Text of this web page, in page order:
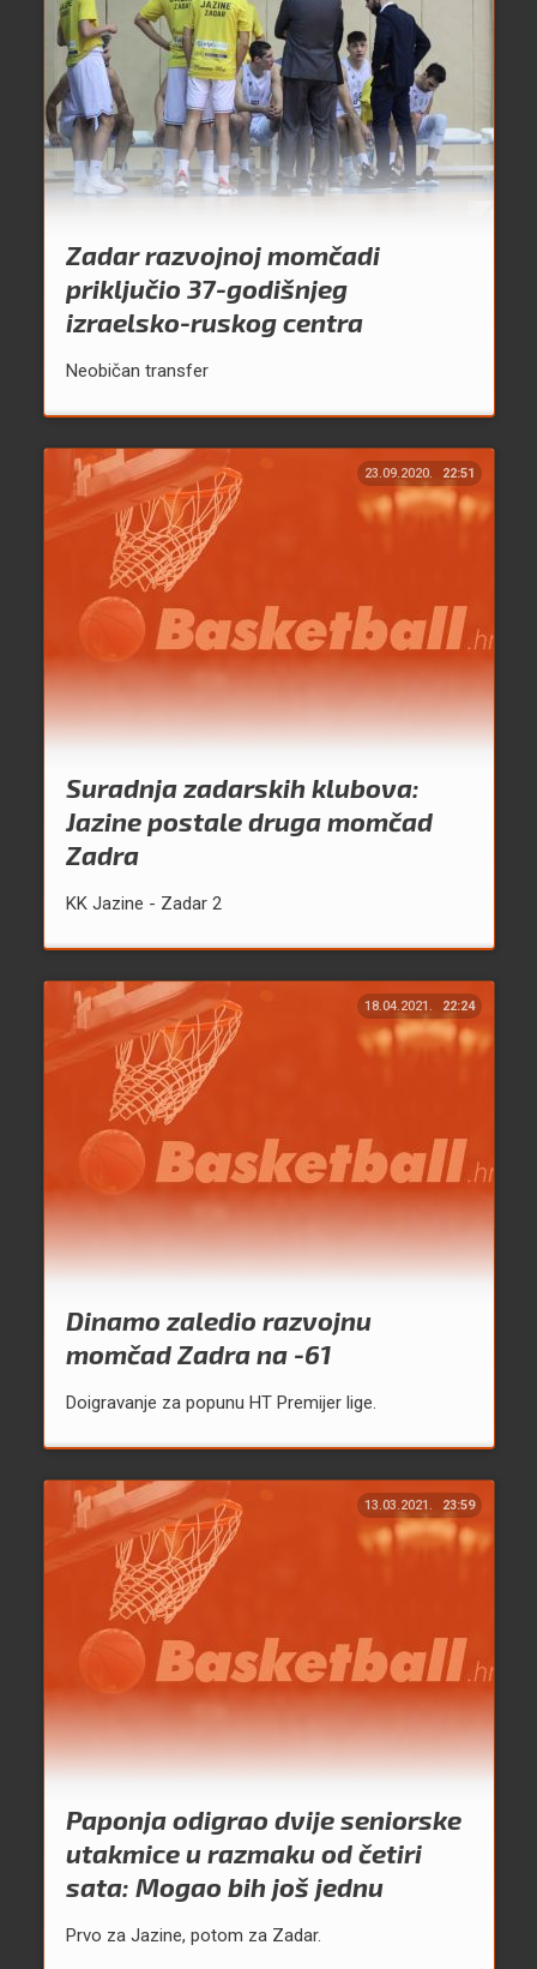
Zadar razvojnoj momčadi
priključio 37-godišnjeg
izraelsko-ruskog centra
Neobičan transfer
23.09.2020. 22:51
Suradnja zadarskih klubova:
Jazine postale druga momčad
Zadra
KK Jazine - Zadar 2
18.04.2021. 22:24
Dinamo zaledio razvojnu
momčad Zadra na -61
Doigravanje za popunu HT Premijer lige.
13.03.2021. 23:59
Paponja odigrao dvije seniorske
utakmice u razmaku od četiri
sata: Mogao bih još jednu
Prvo za Jazine, potom za Zadar.